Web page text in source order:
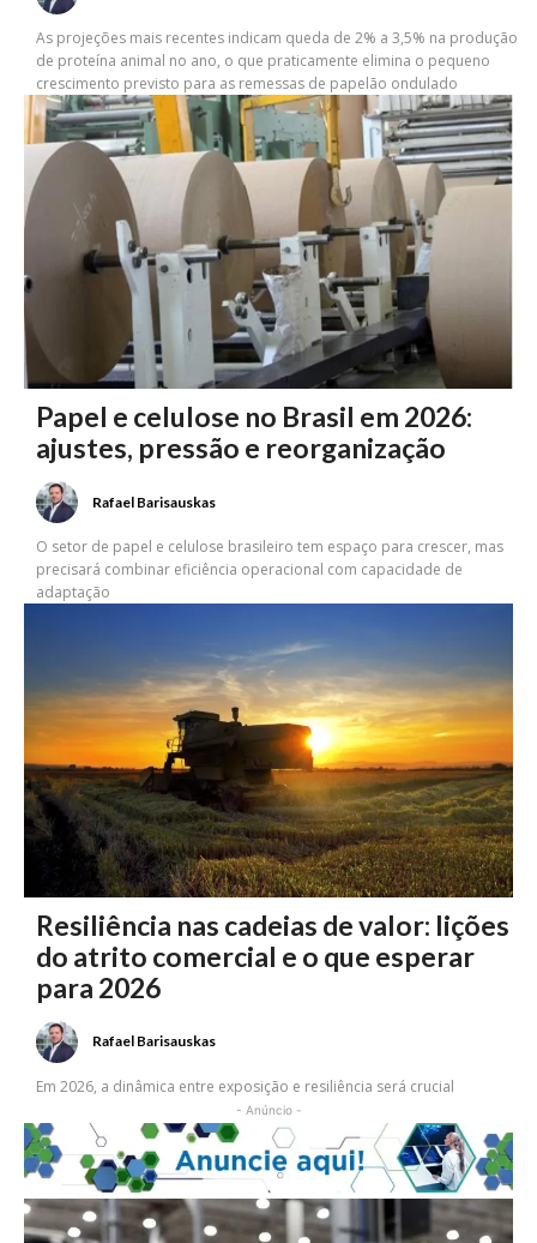
As projeções mais recentes indicam queda de 2% a 3,5% na produção
de proteína animal no ano, o que praticamente elimina o pequeno
crescimento previsto para as remessas de papelão ondulado
Papel e celulose no Brasil em 2026:
ajustes, pressão e reorganização
Rafael Barisauskas
O setor de papel e celulose brasileiro tem espaço para crescer, mas
precisará combinar eficiência operacional com capacidade de
adaptação
Resiliência nas cadeias de valor: lições
do atrito comercial e o que esperar
para 2026
Rafael Barisauskas
Em 2026, a dinâmica entre exposição e resiliência será crucial
- Anúncio -